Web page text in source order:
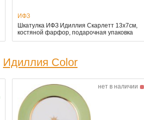
ИФЗ
Шкатулка ИФЗ Идиллия Скарлетт 13x7см,
костяной фарфор, подарочная упаковка
Идиллия Color
нет в наличии